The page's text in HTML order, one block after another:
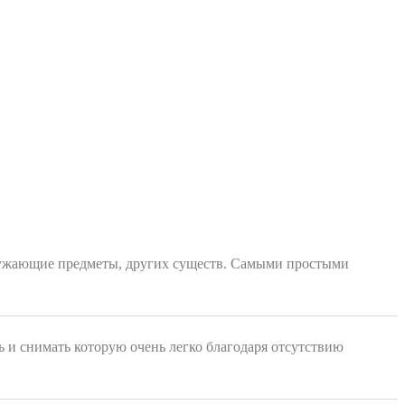
предметы, других существ. Самыми простыми
снимать которую очень легко благодаря отсутствию